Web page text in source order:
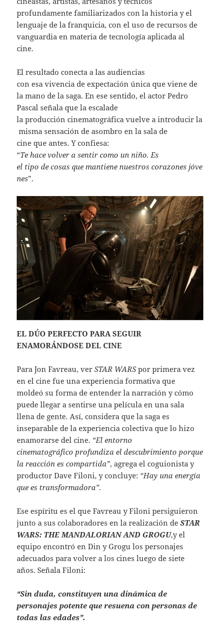
profundamente familiarizados con la historia y el
lenguaje de la franquicia, con el uso de recursos de
vanguardia en materia de tecnología aplicada al
cine.
El resultado conecta a las audiencias
con esa vivencia de expectación única que viene de
la mano de la saga. En ese sentido, el actor Pedro
Pascal señala que la escalade
la producción cinematográfica vuelve a introducir la
misma sensación de asombro en la sala de
cine que antes. Y confiesa:
“Te hace volver a sentir como un niño. Es
el tipo de cosas que mantiene nuestros corazones jóve
nes”.
EL DÚO PERFECTO PARA SEGUIR
ENAMORÁNDOSE DEL CINE
Para Jon Favreau, verSTAR WARSpor primera vez
en el cine fue una experiencia formativa que
moldeó su forma de entender la narración y cómo
puede llegar a sentirse una película en una sala
llena de gente. Así, considera que la saga es
inseparable de la experiencia colectiva que lo hizo
enamorarse del cine. “El entorno
cinematográfico profundiza el descubrimiento porque
la reacción es compartida”, agrega el coguionista y
productor Dave Filoni, y concluye: “Hay una energía
que es transformadora”.
Ese espíritu es el que Favreau y Filoni persiguieron
junto a sus colaboradores en la realización deSTAR
WARS: THE MANDALORIAN AND GROGU,y el
equipo encontró en Din y Grogu los personajes
adecuados para volver a los cines luego de siete
años. Señala Filoni:
“Sin duda, constituyen una dinámica de
personajes potente que resuena con personas de
todas las edades”.